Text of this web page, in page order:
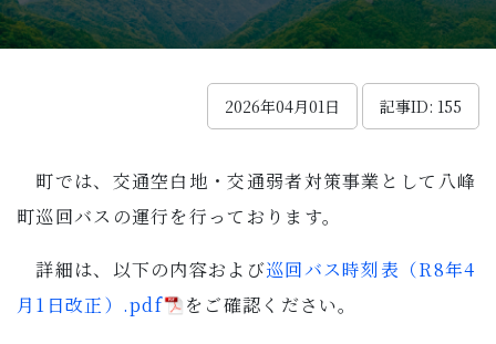
Foreign language
くらしの情報
観光
子育て・教育
2026年04月01日 記事ID: 155
町では、交通空白地・交通弱者対策事業として八峰
町巡回バスの運行を行っております。
詳細は、以下の内容および巡回バス時刻表（R8年4
月1日改正）.pdf
をご確認ください。